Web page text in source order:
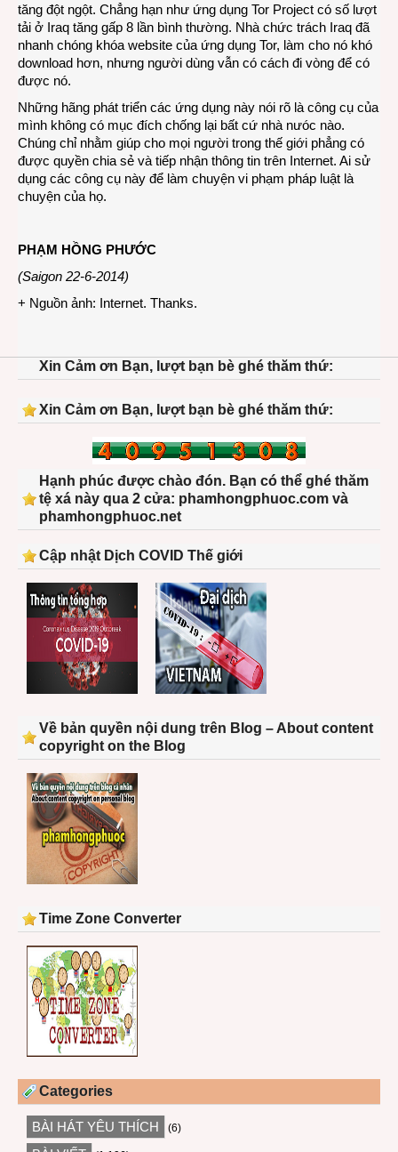
tăng đột ngột. Chẳng hạn như ứng dụng Tor Project có số lượt
tải ở Iraq tăng gấp 8 lần bình thường. Nhà chức trách Iraq đã
nhanh chóng khóa website của ứng dụng Tor, làm cho nó khó
download hơn, nhưng người dùng vẫn có cách đi vòng để có
được nó.
Những hãng phát triển các ứng dụng này nói rõ là công cụ của
mình không có mục đích chống lại bất cứ nhà nưóc nào.
Chúng chỉ nhằm giúp cho mọi người trong thế giới phẳng có
được quyền chia sẻ và tiếp nhận thông tin trên Internet. Ai sử
dụng các công cụ này để làm chuyện vi phạm pháp luật là
chuyện của họ.
PHẠM HỒNG PHƯỚC
(Saigon 22-6-2014)
+ Nguồn ảnh: Internet. Thanks.
Xin Cảm ơn Bạn, lượt bạn bè ghé thăm thứ:
Xin Cảm ơn Bạn, lượt bạn bè ghé thăm thứ:
Hạnh phúc được chào đón. Bạn có thể ghé thăm
tệ xá này qua 2 cửa: phamhongphuoc.com và
phamhongphuoc.net
Cập nhật Dịch COVID Thế giới
Về bản quyền nội dung trên Blog – About content
copyright on the Blog
Time Zone Converter
Categories
BÀI HÁT YÊU THÍCH (6)